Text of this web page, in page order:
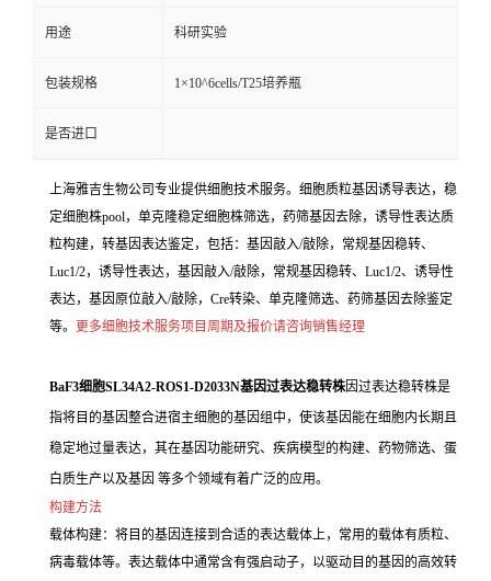
用途 科研实验
包装规格 1×10^6cells/T25培养瓶
是否进口
上海雅吉生物公司专业提供细胞技术服务。细胞质粒基因诱导表达，稳
定细胞株pool，单克隆稳定细胞株筛选，药筛基因去除，诱导性表达质
粒构建，转基因表达鉴定，包括：基因敲入/敲除，常规基因稳转、
Luc1/2，诱导性表达，基因敲入/敲除，常规基因稳转、Luc1/2、诱导性
表达，基因原位敲入/敲除，Cre转染、单克隆筛选、药筛基因去除鉴定
等。 更多细胞技术服务项目周期及报价请咨询销售经理
BaF3细胞SL34A2-ROS1-D2033N基因过表达稳转株因过表达稳转株是
指将目的基因整合进宿主细胞的基因组中，使该基因能在细胞内长期且
稳定地过量表达，其在基因功能研究、疾病模型的构建、药物筛选、蛋
白质生产以及基因 等多个领域有着广泛的应用。
构建方法
载体构建：将目的基因连接到合适的表达载体上，常用的载体有质粒、
病毒载体等。表达载体中通常含有强启动子，以驱动目的基因的高效转